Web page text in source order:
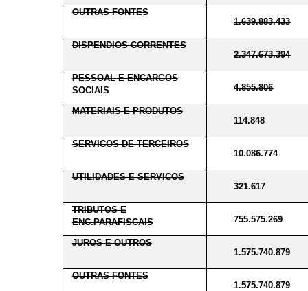
OUTRAS FONTES
1.639.883.433
DISPENDIOS CORRENTES
2.347.673.394
PESSOAL E ENCARGOS
SOCIAIS
4.855.806
MATERIAIS E PRODUTOS
114.848
SERVICOS DE TERCEIROS
10.086.774
UTILIDADES E SERVICOS
321.617
TRIBUTOS E
ENC.PARAFISCAIS
755.575.269
JUROS E OUTROS
1.575.740.879
OUTRAS FONTES
1.575.740.879